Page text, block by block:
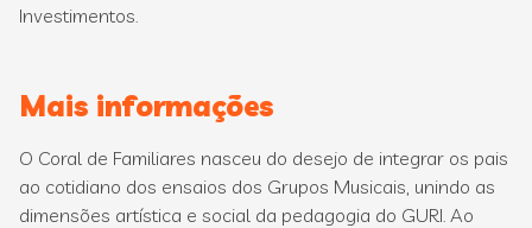
Investimentos.
Mais informações
O Coral de Familiares nasceu do desejo de integrar os pais
ao cotidiano dos ensaios dos Grupos Musicais, unindo as
dimensões artística e social da pedagogia do GURI. Ao